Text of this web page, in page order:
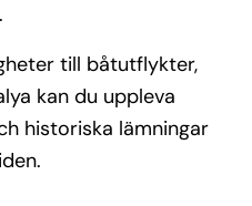
till båtutflykter,
kan du uppleva
historiska lämningar